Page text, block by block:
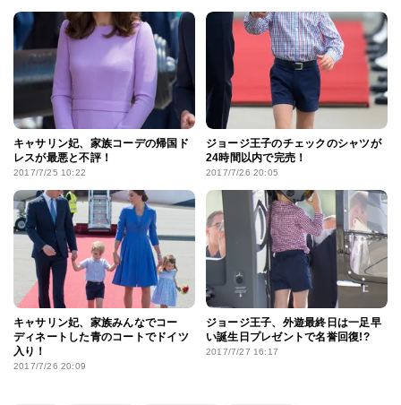
キャサリン妃、家族コーデの帰国ド
レスが最悪と不評！
2017/7/25 10:22
ジョージ王子のチェックのシャツが
24時間以内で完売！
2017/7/26 20:05
キャサリン妃、家族みんなでコー
ディネートした青のコートでドイツ
入り！
2017/7/26 20:09
ジョージ王子、外遊最終日は一足早
い誕生日プレゼントで名誉回復!?
2017/7/27 16:17